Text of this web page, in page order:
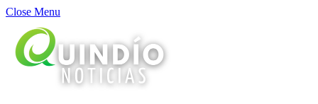
Close Menu